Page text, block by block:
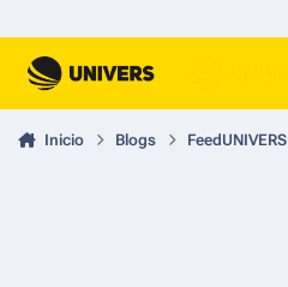
Inicio Blogs FeedUNIVERS